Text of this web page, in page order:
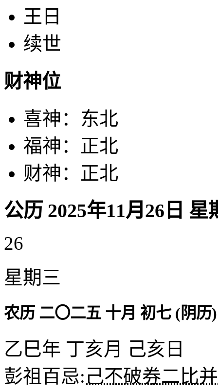
王日
续世
财神位
喜神：东北
福神：正北
财神：正北
公历 2025年11月26日
26
星期三
农历 二〇二五 十月 初七 (阴历)
乙巳年 丁亥月 己亥日
彭祖百忌:己不破券二比